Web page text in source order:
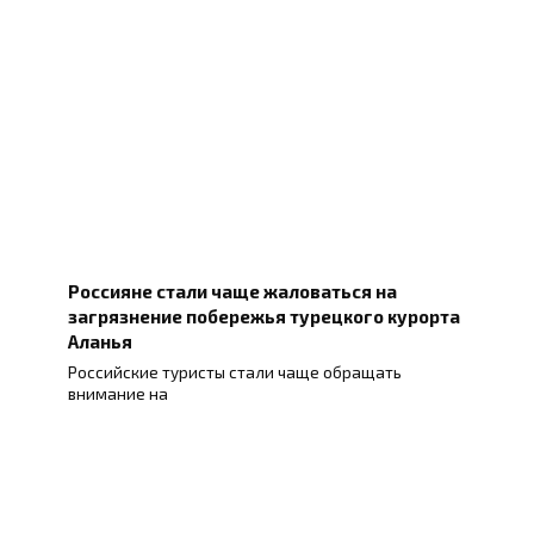
Россияне стали чаще жаловаться на
загрязнение побережья турецкого курорта
Аланья
Российские туристы стали чаще обращать
внимание на